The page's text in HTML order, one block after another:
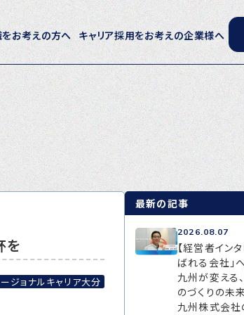
お考えの方へ キャリア採用をお考えの企業様へ
マネジメントについて
ラム
転職をお考え
転職エージェ
転職相談会
転職者の声
キャリア採用
選ばれる４
４つの特長
独自の採用
を
ジョナルキャリア大分
最新の記事
2026.08.07
【経営者インタ
ばれる会社」
九州が変える
のづくりの未
九州株式会社